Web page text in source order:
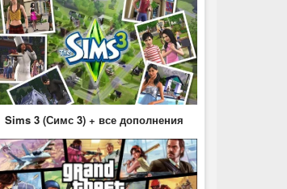
Sims 3 (Симс 3) + все дополнения